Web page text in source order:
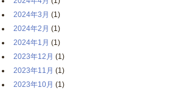
2024年3月 (1)
2024年2月 (1)
2024年1月 (1)
2023年12月 (1)
2023年11月 (1)
2023年10月 (1)